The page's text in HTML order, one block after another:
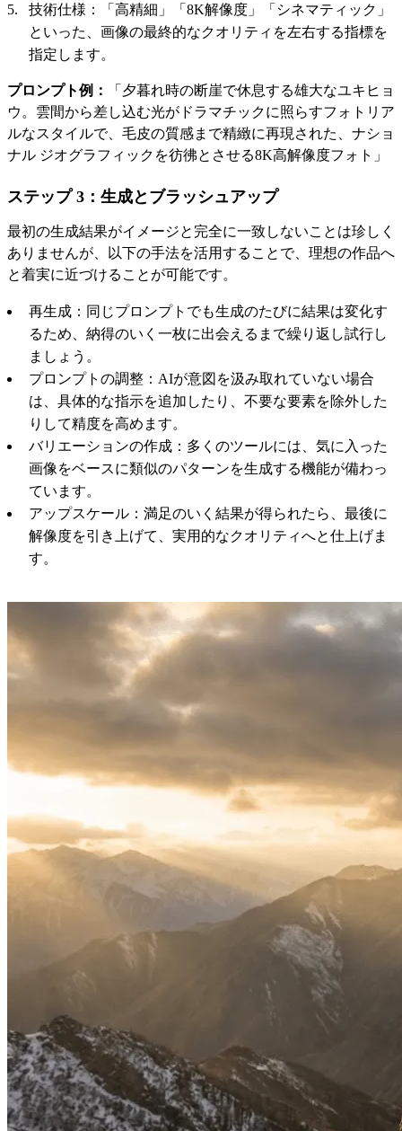
技術仕様：「高精細」「8K解像度」「シネマティック」
といった、画像の最終的なクオリティを左右する指標を
指定します。
プロンプト例：
「夕暮れ時の断崖で休息する雄大なユキヒョ
ウ。雲間から差し込む光がドラマチックに照らすフォトリア
ルなスタイルで、毛皮の質感まで精緻に再現された、ナショ
ナル ジオグラフィックを彷彿とさせる8K高解像度フォト」
ステップ 3：生成とブラッシュアップ
最初の生成結果がイメージと完全に一致しないことは珍しく
ありませんが、以下の手法を活用することで、理想の作品へ
と着実に近づけることが可能です。
再生成：同じプロンプトでも生成のたびに結果は変化す
るため、納得のいく一枚に出会えるまで繰り返し試行し
ましょう。
プロンプトの調整：AIが意図を汲み取れていない場合
は、具体的な指示を追加したり、不要な要素を除外した
りして精度を高めます。
バリエーションの作成：多くのツールには、気に入った
画像をベースに類似のパターンを生成する機能が備わっ
ています。
アップスケール：満足のいく結果が得られたら、最後に
解像度を引き上げて、実用的なクオリティへと仕上げま
す。